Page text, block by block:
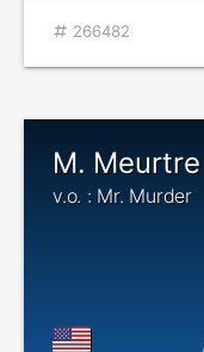
266482
M. Meurtre
v.o. : Mr. Murder